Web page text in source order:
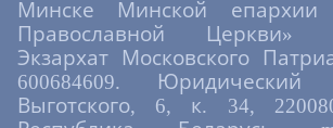
Минске Минской епархии
Православной Церкви»
Экзархат Московского
600684609.
Выготского, 6, к. 34,